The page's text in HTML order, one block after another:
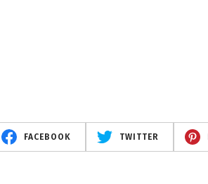
FACEBOOK TWITTER